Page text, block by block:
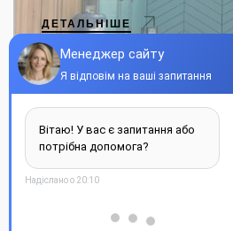
ДЕТАЛЬНІШЕ
Реставрація
Ціна на реставрацію